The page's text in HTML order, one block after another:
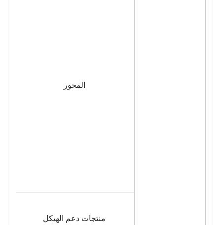
المحور
منتجات دعم الهيكل